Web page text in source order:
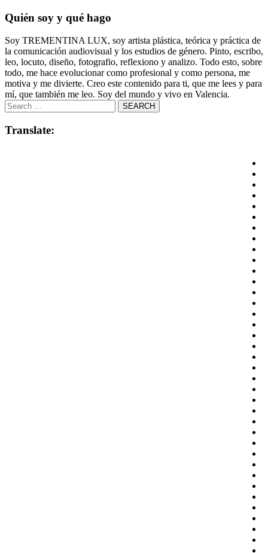
Quién soy y qué hago
Soy TREMENTINA LUX, soy artista plástica, teórica y práctica de
la comunicación audiovisual y los estudios de género. Pinto, escribo,
leo, locuto, diseño, fotografio, reflexiono y analizo. Todo esto, sobre
todo, me hace evolucionar como profesional y como persona, me
motiva y me divierte. Creo este contenido para ti, que me lees y para
mí, que también me leo. Soy del mundo y vivo en Valencia.
Translate: